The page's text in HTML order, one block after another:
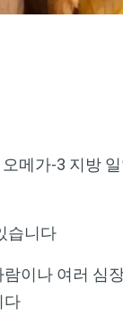
메가-3 지방
습니다
이나 여러 심
다